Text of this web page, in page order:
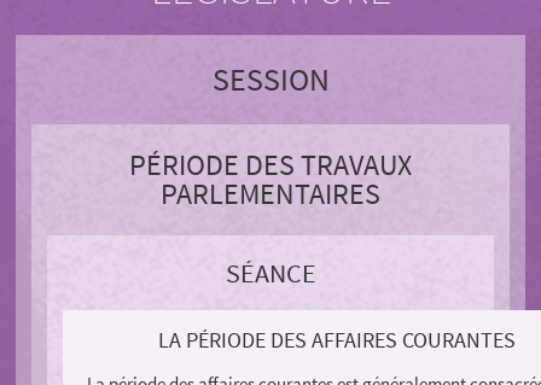
SESSION
PÉRIODE DES TRAVAUX
PARLEMENTAIRES
SÉANCE
LA PÉRIODE DES AFFAIRES COURANTES